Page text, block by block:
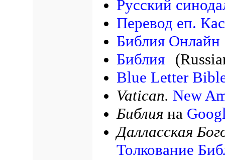
Русский
Перевод еп.
Библия Онлайн
Библия
Blue Letter
Vatican. New
Библия на
Далласская
Толкование